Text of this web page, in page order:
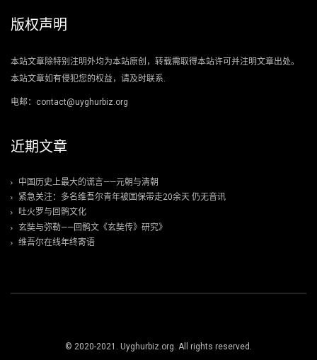
版权声明
本站文章除特别注明外均为本站原创，转载需取得本站许可并注明文章出处。
本站文章如有侵犯您的权益，请及时联系.
电邮：contact@uyghurbiz.org
近期文章
中国历史上最大的谎言——元朝与清朝
紧急关注：多名维吾尔青年被国保带走20余天 仍无音讯
吐火罗与回鹘文化
玄奘与弥勒——回鹘文《玄奘传》研究》
维吾尔在线年终寄语
© 2020-2021. Uyghurbiz.org. All rights reserved.